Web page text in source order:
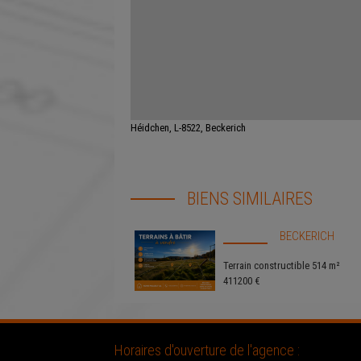
Héidchen, L-8522, Beckerich
BIENS SIMILAIRES
BECKERICH
Terrain constructible 514 m²
411200 €
Horaires d'ouverture de l'agence :